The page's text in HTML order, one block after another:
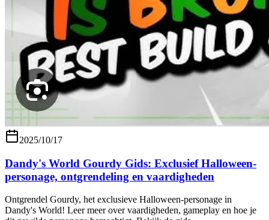
2025/10/17
Dandy's World Gourdy Gids: Exclusief Halloween-
personage, ontgrendeling en vaardigheden
Ontgrendel Gourdy, het exclusieve Halloween-personage in
Dandy's World! Leer meer over vaardigheden, gameplay en hoe je